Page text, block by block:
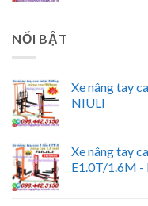
NỔI BẬT
Xe nâng tay
NIULI
Xe nâng tay
E1.0T/1.6M -